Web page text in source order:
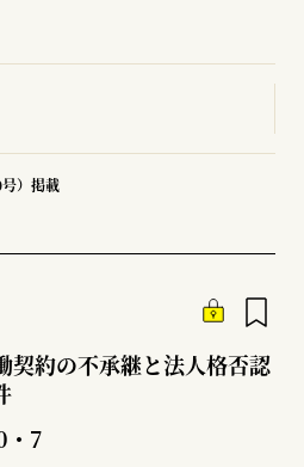
）掲載
契約の不承継と法人格否認
・7